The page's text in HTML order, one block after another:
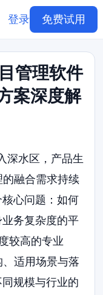
登录 免费试用
管理软件
案深度解
深水区，产品生
融合需求持续
心问题：如何
务复杂度的平
较高的专业
适用场景与落
规模与行业的